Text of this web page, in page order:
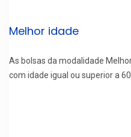
Melhor idade
As bolsas da modalidade
com idade igual ou superior a